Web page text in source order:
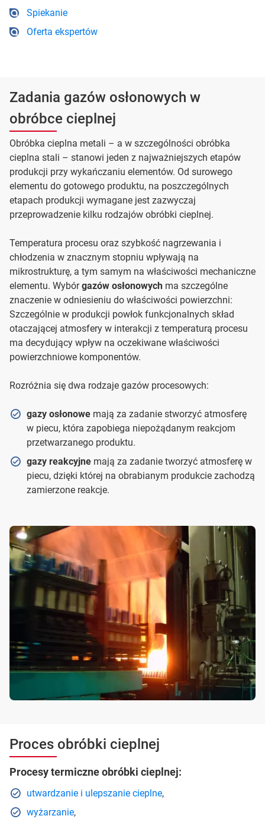
Spiekanie
Oferta ekspertów
Zadania gazów osłonowych w
obróbce cieplnej
Obróbka cieplna metali – a w szczególności obróbka
cieplna stali – stanowi jeden z najważniejszych etapów
produkcji przy wykańczaniu elementów. Od surowego
elementu do gotowego produktu, na poszczególnych
etapach produkcji wymagane jest zazwyczaj
przeprowadzenie kilku rodzajów obróbki cieplnej.
Temperatura procesu oraz szybkość nagrzewania i
chłodzenia w znacznym stopniu wpływają na
mikrostrukturę, a tym samym na właściwości mechaniczne
elementu. Wybórgazów osłonowych ma szczególne
znaczenie w odniesieniu do właściwości powierzchni:
Szczególnie w produkcji powłok funkcjonalnych skład
otaczającej atmosfery w interakcji z temperaturą procesu
ma decydujący wpływ na oczekiwane właściwości
powierzchniowe komponentów.
Rozróżnia się dwa rodzaje gazów procesowych:
gazy osłonowemają za zadanie stworzyć atmosferę
w piecu, która zapobiega niepożądanym reakcjom
przetwarzanego produktu.
gazy reakcyjnemają za zadanie tworzyć atmosferę w
piecu, dzięki której na obrabianym produkcie zachodzą
zamierzone reakcje.
Proces obróbki cieplnej
Procesy termiczne obróbki cieplnej:
utwardzanie i ulepszanie cieplne,
wyżarzanie,